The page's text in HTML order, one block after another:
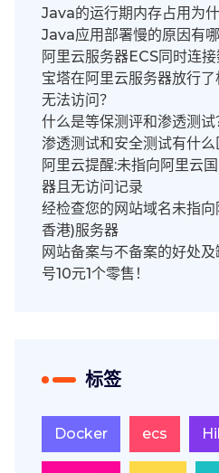
Java的运行期内存占用为什
Java应用部署慢的原因有哪
阿里云服务器ECS同时连
宝塔在阿里云服务器放行
无法访问？
什么是等保测评和渗透测试
渗透测试和安全测试有什么
阿里云提醒:未指向阿里云
器且无访问记录
经检查您的网站域名未指
香港)服务器
网站备案与不备案的好处
号10元1个零售！
标签
Docker ecs